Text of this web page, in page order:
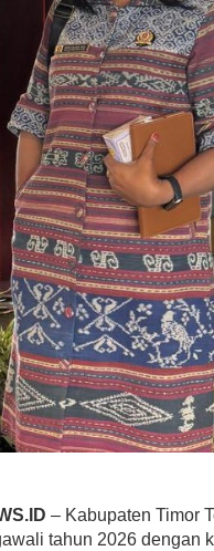
– Kabupaten Timor
tahun 2026 dengan